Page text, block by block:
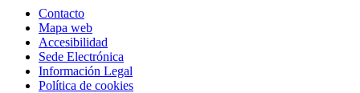
Contacto
Mapa web
Accesibilidad
Sede Electrónica
Información Legal
Política de cookies